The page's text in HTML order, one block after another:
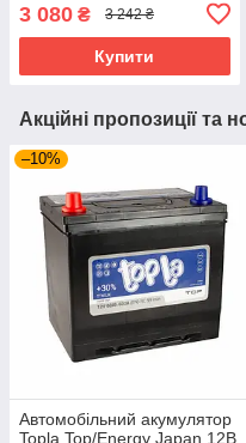
3 080 ₴ 3 242 ₴
Купити
Акційні пропозиції та
–10%
Автомобільний акумулятор
Topla Top/Energy Japan 12В